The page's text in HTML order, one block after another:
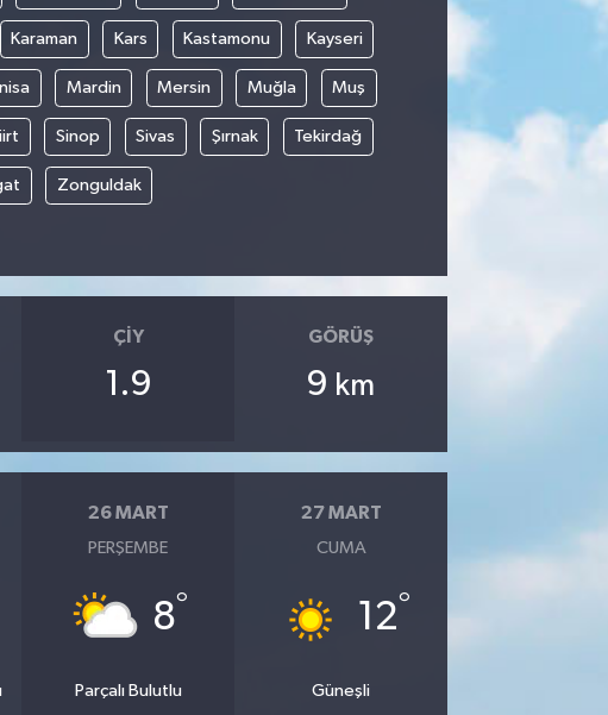
Karaman Kars Kastamonu Kayseri
Mardin Mersin Muğla Muş
Sinop Sivas Şırnak Tekirdağ
Zonguldak
ÇIY
1.9
GÖRÜŞ
9 km
26 MART
PERŞEMBE
8°
Parçalı Bulutlu
27 MART
CUMA
12°
Güneşli